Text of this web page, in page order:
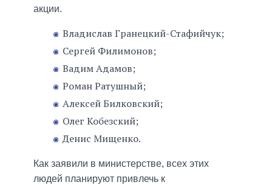
акции.
Владислав Гранецкий-Стафийчук;
Сергей Филимонов;
Вадим Адамов;
Роман Ратушный;
Алексей Билковский;
Олег Кобезский;
Денис Мищенко.
Как заявили в министерстве, всех этих
людей планируют привлечь к